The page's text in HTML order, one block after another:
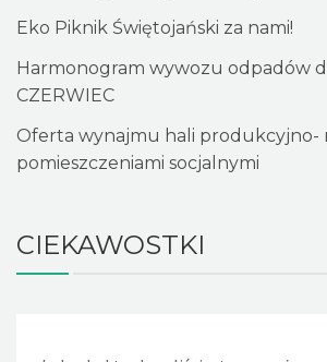
Eko Piknik Świętojański za nami!
Harmonogram wywozu odpadów
CZERWIEC
Oferta wynajmu hali produkcyjno-
pomieszczeniami socjalnymi
CIEKAWOSTKI